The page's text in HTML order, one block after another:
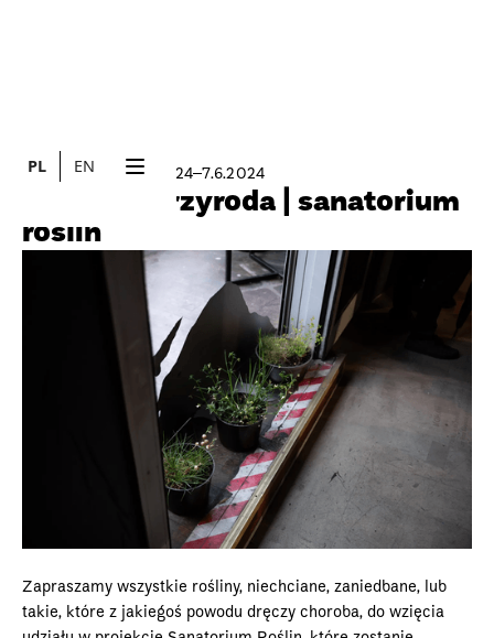
PL EN
WYDARZENIE 20.6.2024 7.6.2024
Czwarta Przyroda | sanatorium
roślin
Zapraszamy wszystkie rośliny, niechciane, zaniedbane, lub
takie, które z jakiegoś powodu dręczy choroba, do wzięcia